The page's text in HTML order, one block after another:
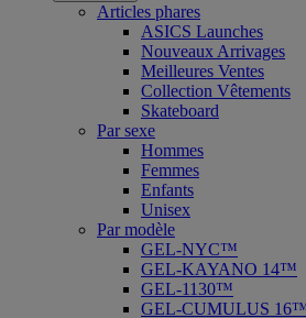
Articles phares
ASICS Launches
Nouveaux Arrivages
Meilleures Ventes
Collection Vêtements
Skateboard
Par sexe
Hommes
Femmes
Enfants
Unisex
Par modèle
GEL-NYC™
GEL-KAYANO 14™
GEL-1130™
GEL-CUMULUS